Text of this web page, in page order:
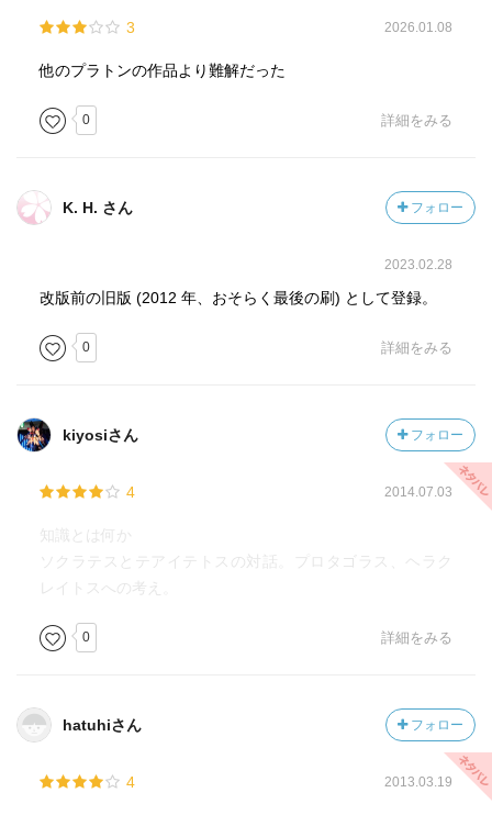
3 2026.01.08
他のプラトンの作品より難解だった
0 詳細をみる
K. H. さん フォロー
2023.02.28
改版前の旧版 (2012 年、おそらく最後の刷) として登録。
0 詳細をみる
kiyosiさん フォロー
4 2014.07.03
知識とは何か
ソクラテスとテアイテトスの対話。プロタゴラス、ヘラク
レイトスへの考え。
0 詳細をみる
hatuhiさん フォロー
4 2013.03.19